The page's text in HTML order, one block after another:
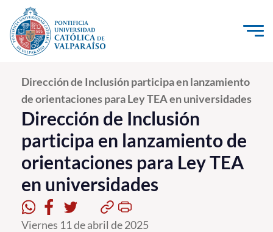
Click acá para ir directamente al contenido
La Universidad
Investigación, Creación e Innovación
PUCV Internacional
Vinculación con el Medio
Admisión
Pregrado
Dirección de Inclusión participa en lanzamiento
de orientaciones para Ley TEA en universidades
Dirección de Inclusión
participa en lanzamiento de
orientaciones para Ley TEA
en universidades
Viernes 11 de abril de 2025